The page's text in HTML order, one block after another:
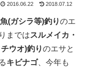
2016.06.22 2018.07.12
(ガシラ等)釣りのエ
まではスルメイカ・
ウオ)釣りのエサと
キビナゴ、今年も